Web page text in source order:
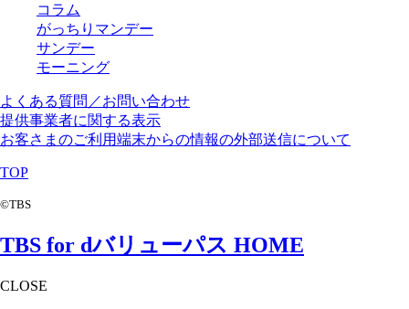
コラム
がっちりマンデー
サンデー
モーニング
よくある質問／お問い合わせ
提供事業者に関する表示
お客さまのご利用端末からの情報の外部送信について
TOP
©TBS
TBS for dバリューパス HOME
CLOSE